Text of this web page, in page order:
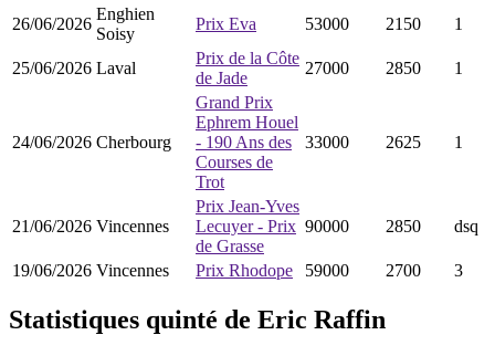
26/06/2026
Enghien
Soisy
Prix Eva 53000 2150 1
25/06/2026 Laval
Prix de la Côte
de Jade
27000 2850 1
24/06/2026 Cherbourg
Grand Prix
Ephrem Houel
- 190 Ans des
Courses de
Trot
33000 2625 1
21/06/2026 Vincennes
Prix Jean-Yves
Lecuyer - Prix
de Grasse
90000 2850 dsq
19/06/2026 Vincennes Prix Rhodope 59000 2700 3
Statistiques quinté de Eric Raffin